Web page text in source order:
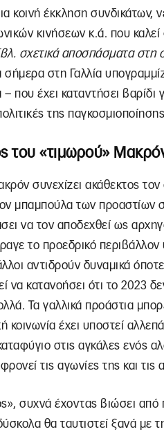
κοινή έκκληση συνδικάτων,
κινήσεων κ.ά. που
σχετικά αποσπάσματα στη
σήμερα στη Γαλλία
– που έχει καταντήσει βαρίδι
της
του «τιμωρού»
συνεχίζει ακάθεκτος
μπαμπούλα των προαστίων
να τον αποδεχθεί ως
το προεδρικό περιβάλλον
αντιδρούν δυναμικά
να κατανοήσει ότι το 2023
Τα γαλλικά προάστια
κοινωνία έχει υποστεί
στις αγκάλες ενός
τις αγωνίες της και τις
συχνά έχοντας βιώσει από
θα ταυτιστεί ξανά